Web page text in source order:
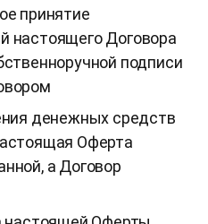
принятие
настоящего Договора
подписи
денежных средств
Оферта
а Договор